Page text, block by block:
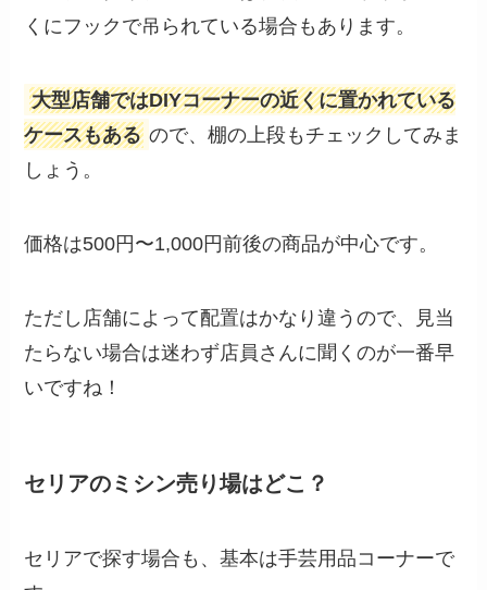
くにフックで吊られている場合もあります。
大型店舗ではDIYコーナーの近くに置かれている
ケースもある ので、棚の上段もチェックしてみま
しょう。
価格は500円〜1,000円前後の商品が中心です。
ただし店舗によって配置はかなり違うので、見当
たらない場合は迷わず店員さんに聞くのが一番早
いですね！
セリアのミシン売り場はどこ？
セリアで探す場合も、基本は手芸用品コーナーで